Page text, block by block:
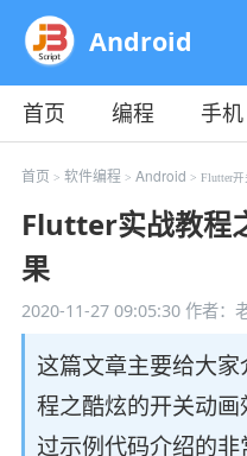
Android
首页 编程 手机
教程
平面 服务
首页 > 软件编程 > Android > Flutter
Flutter实战教程
果
2020-11-27 09:05:30作者：
这篇文章主要给大
程之酷炫的开关动
过示例代码介绍的